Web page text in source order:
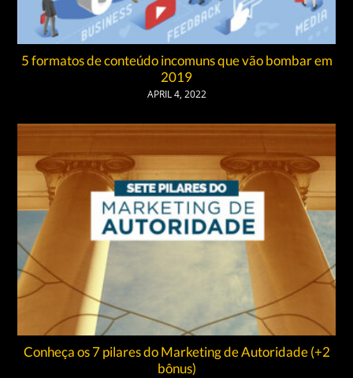
5 formatos de conteúdo incomuns que vão bombar em
2019
APRIL 4, 2022
Conheça os 7 pilares do Marketing de Autoridade (+2
bônus)